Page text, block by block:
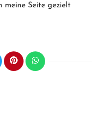
meine Seite gezielt